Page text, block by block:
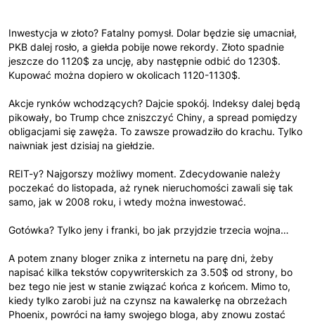
Inwestycja w złoto? Fatalny pomysł. Dolar będzie się umacniał,
PKB dalej rosło, a giełda pobije nowe rekordy. Złoto spadnie
jeszcze do 1120$ za uncję, aby następnie odbić do 1230$.
Kupować można dopiero w okolicach 1120-1130$.
Akcje rynków wchodzących? Dajcie spokój. Indeksy dalej będą
pikowały, bo Trump chce zniszczyć Chiny, a spread pomiędzy
obligacjami się zawęża. To zawsze prowadziło do krachu. Tylko
naiwniak jest dzisiaj na giełdzie.
REIT-y? Najgorszy możliwy moment. Zdecydowanie należy
poczekać do listopada, aż rynek nieruchomości zawali się tak
samo, jak w 2008 roku, i wtedy można inwestować.
Gotówka? Tylko jeny i franki, bo jak przyjdzie trzecia wojna…
A potem znany bloger znika z internetu na parę dni, żeby
napisać kilka tekstów copywriterskich za 3.50$ od strony, bo
bez tego nie jest w stanie związać końca z końcem. Mimo to,
kiedy tylko zarobi już na czynsz na kawalerkę na obrzeżach
Phoenix, powróci na łamy swojego bloga, aby znowu zostać